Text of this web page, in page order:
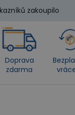
zakoupilo
Doprava
zdarma